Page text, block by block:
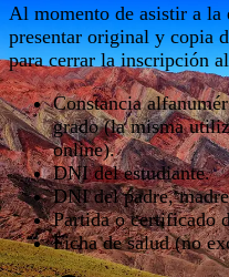
Al momento de asistir a la
presentar original y copia
para cerrar la inscripción
Constancia
grado (la misma
online).
DNI del estudiante.
DNI del padre,
Partida o certificado
Ficha de salud (no